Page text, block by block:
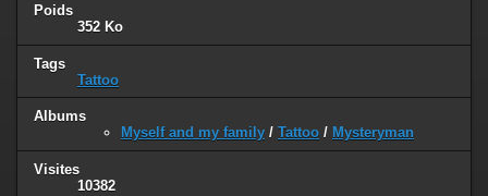
Poids
352 Ko
Tags
Tattoo
Albums
Myself and my family / Tattoo / Mysteryman
Visites
10382